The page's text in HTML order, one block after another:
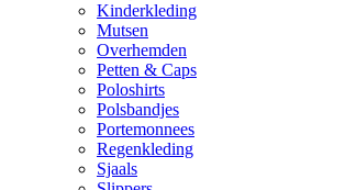
Kinderkleding
Mutsen
Overhemden
Petten & Caps
Poloshirts
Polsbandjes
Portemonnees
Regenkleding
Sjaals